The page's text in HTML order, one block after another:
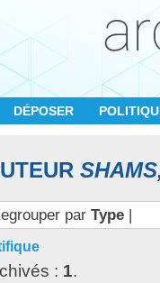
DÉPOSER
par Type|
: 1.